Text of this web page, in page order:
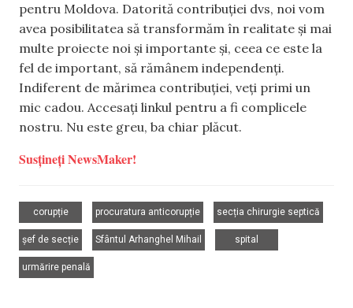
pentru Moldova. Datorită contribuției dvs, noi vom
avea posibilitatea să transformăm în realitate și mai
multe proiecte noi și importante și, ceea ce este la
fel de important, să rămânem independenți.
Indiferent de mărimea contribuției, veți primi un
mic cadou. Accesați linkul pentru a fi complicele
nostru. Nu este greu, ba chiar plăcut.
Susțineți NewsMaker!
corupție
procuratura anticorupție
secția chirurgie septică
șef de secție
Sfântul Arhanghel Mihail
spital
urmărire penală